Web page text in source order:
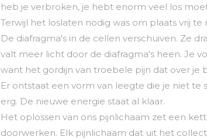
heb je verbroken, je hebt enorm veel los
Terwijl het loslaten nodig was om plaats vrij
De diafragma's in de cellen verschuiven. Ze
valt meer licht door de diafragma's heen. Je
want het gordijn van troebele pijn dat over je
Er ontstaat een vorm van leegte die je niet te
erg. De nieuwe energie staat al klaar.
Het oplossen van ons pijnlichaam zet een
doorwerken. Elk pijnlichaam dat uit het